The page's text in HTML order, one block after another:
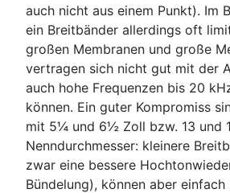
auch nicht aus einem Punkt). Im
ein Breitbänder allerdings oft
großen Membranen und große
vertragen sich nicht gut mit der
auch hohe Frequenzen bis 20
können. Ein guter Kompromiss
mit 5¼ und 6½ Zoll bzw. 13 und
Nenndurchmesser: kleinere
zwar eine bessere
Bündelung), können aber